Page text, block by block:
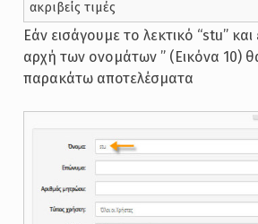
ακριβείς τιμές
Εάν εισάγουμε το λεκτικό “stu” και
αρχή των ονομάτων ” (Εικόνα 10)
παρακάτω αποτελέσματα